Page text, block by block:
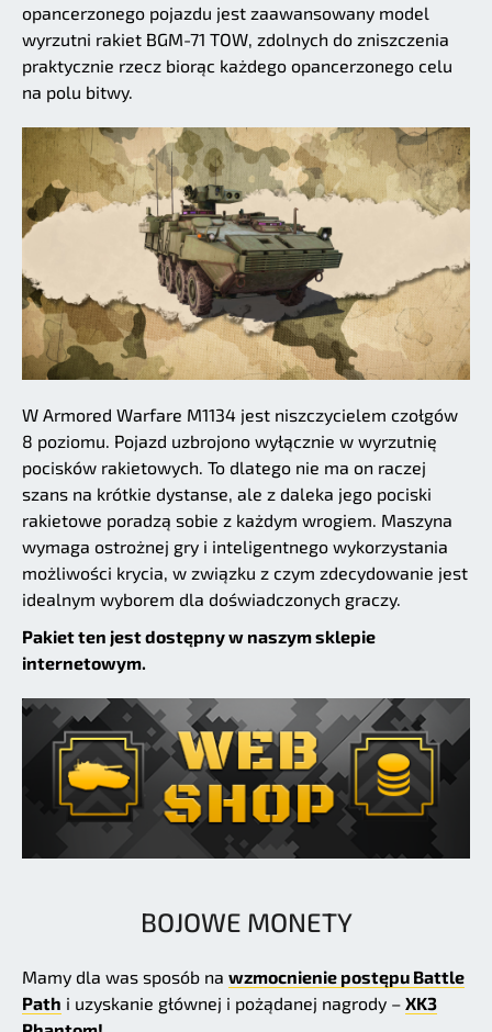
opancerzonego pojazdu jest zaawansowany model
wyrzutni rakiet BGM-71 TOW, zdolnych do zniszczenia
praktycznie rzecz biorąc każdego opancerzonego celu
na polu bitwy.
W Armored Warfare M1134 jest niszczycielem czołgów
8 poziomu. Pojazd uzbrojono wyłącznie w wyrzutnię
pocisków rakietowych. To dlatego nie ma on raczej
szans na krótkie dystanse, ale z daleka jego pociski
rakietowe poradzą sobie z każdym wrogiem. Maszyna
wymaga ostrożnej gry i inteligentnego wykorzystania
możliwości krycia, w związku z czym zdecydowanie jest
idealnym wyborem dla doświadczonych graczy.
Pakiet ten jest dostępny w naszym sklepie
internetowym.
BOJOWE MONETY
Mamy dla was sposób na wzmocnienie postępu Battle
Path i uzyskanie głównej i pożądanej nagrody – XK3